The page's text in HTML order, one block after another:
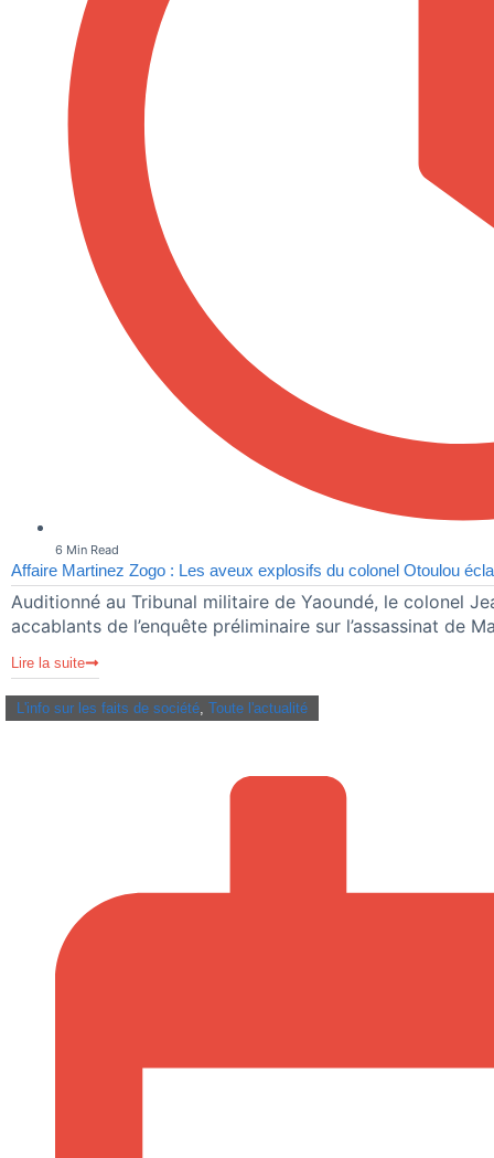
6 Min Read
Affaire Martinez Zogo : Les aveux explosifs du colonel Otoulou
Auditionné au Tribunal militaire de Yaoundé, le colonel
accablants de l’enquête préliminaire sur l’assassinat de
Lire la suite
L'info sur les faits de société, Toute l'actualité